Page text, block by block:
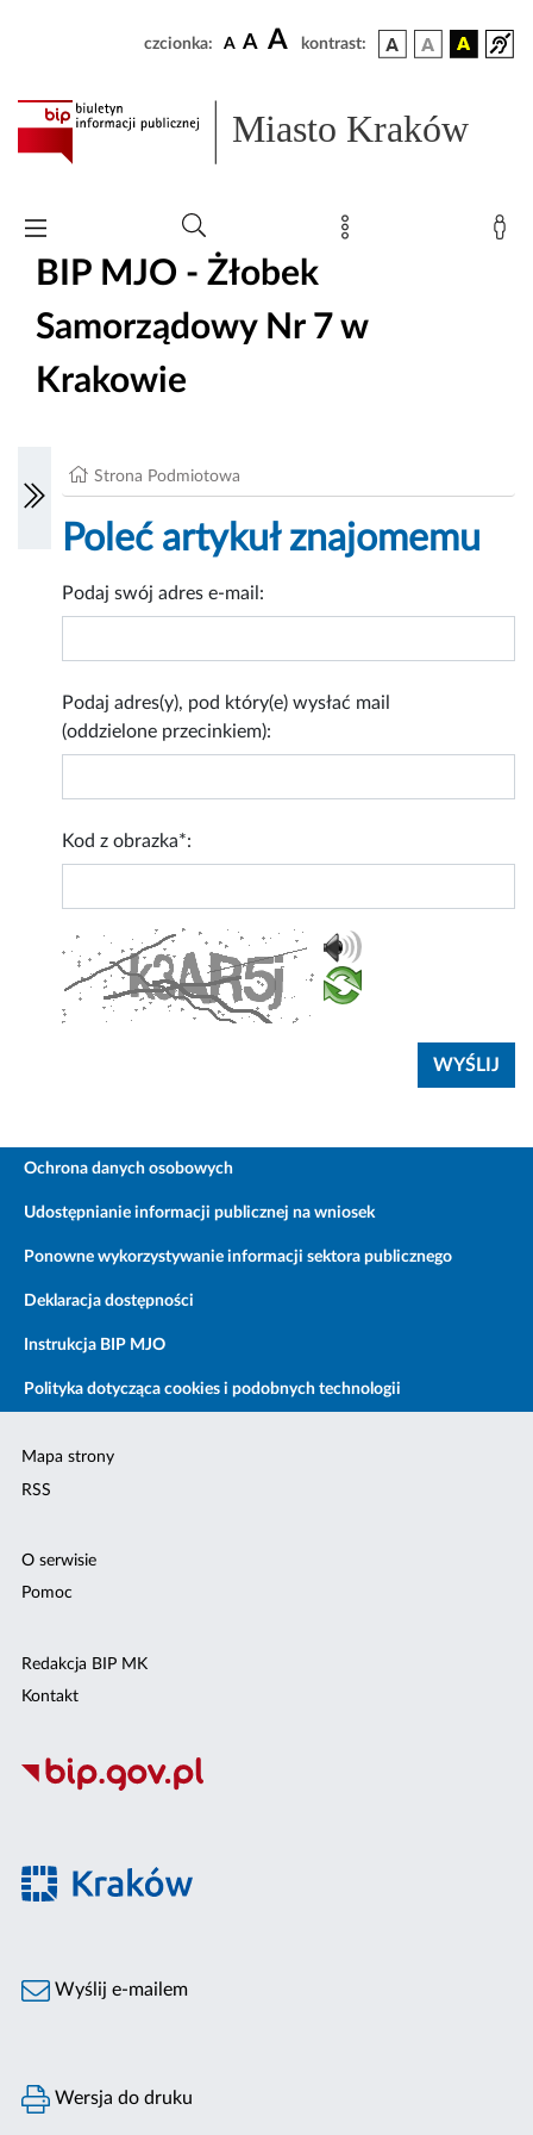
czcionka: A A A kontrast:
Miasto Kraków
BIP MJO - Żłobek
Samorządowy Nr 7 w
Krakowie
Strona Podmiotowa
Poleć artykuł znajomemu
Podaj swój adres e-mail:
Podaj adres(y), pod który(e) wysłać mail
(oddzielone przecinkiem):
Kod z obrazka*:
Ochrona danych osobowych
Udostępnianie informacji publicznej na wniosek
Ponowne wykorzystywanie informacji sektora publicznego
Deklaracja dostępności
Instrukcja BIP MJO
Polityka dotycząca cookies i podobnych technologii
Mapa strony
RSS
O serwisie
Pomoc
Redakcja BIP MK
Kontakt
Wyślij e-mailem
Wersja do druku